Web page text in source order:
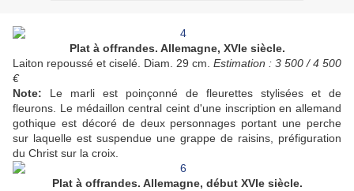
Plat à offrandes. Allemagne, XVIe siècle.
Laiton repoussé et ciselé. Diam. 29 cm. Estimation : 3 500 / 4 500
€
Note: Le marli est poinçonné de fleurettes stylisées et de
fleurons. Le médaillon central ceint d'une inscription en allemand
gothique est décoré de deux personnages portant une perche
sur laquelle est suspendue une grappe de raisins, préfiguration
du Christ sur la croix.
Plat à offrandes. Allemagne, début XVIe siècle.